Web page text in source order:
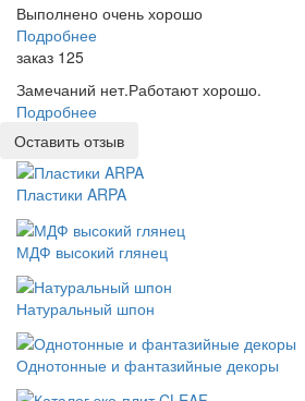
Выполнено очень хорошо
Подробнее
заказ 125
Замечаний нет.Работают хорошо.
Подробнее
Оставить отзыв
Пластики ARPA
МДФ высокий глянец
Натуральный шпон
Однотонные и фантазийные декоры